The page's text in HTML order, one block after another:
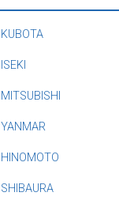
KUBOTA
ISEKI
MITSUBISHI
YANMAR
HINOMOTO
SHIBAURA